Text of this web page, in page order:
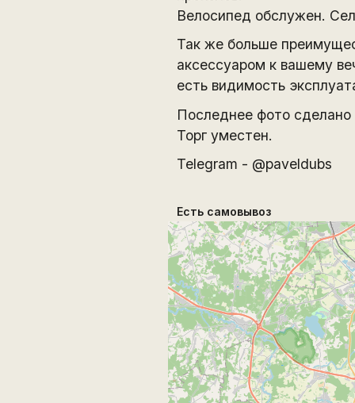
Велосипед обслужен.
Так же больше
аксессуаром к вашему
есть видимость
Последнее фото
Торг уместен.
Telegram - @paveldubs
Есть самовывоз